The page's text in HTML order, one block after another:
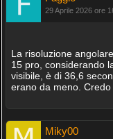
29 Aprile 2026 ore
La risoluzione
15 pro, considerando
visibile, è di 36,6
erano da meno.
Miky00